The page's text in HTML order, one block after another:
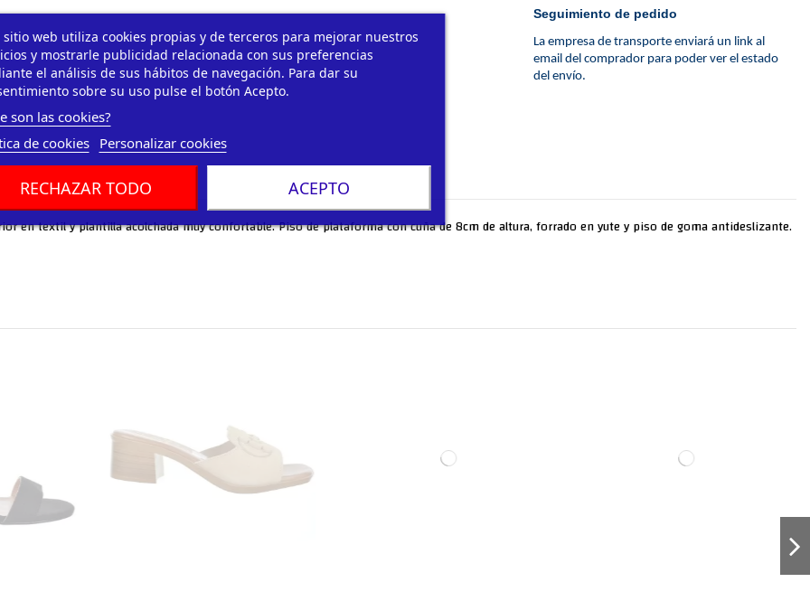
sitio web utiliza cookies propias y de terceros para mejorar nuestros
y mostrarle publicidad relacionada con sus preferencias
el análisis de sus hábitos de navegación. Para dar su
sobre su uso pulse el botón Acepto.
son las cookies?
de cookies
Personalizar cookies
RECHAZAR TODO ACEPTO
Seguimiento de pedido
La empresa de transporte enviará un link al
email del comprador para poder ver el estado
del envío.
en textil y plantilla acolchada muy confortable. Piso de plataforma con cuña de 8cm de altura, forrado en yute y piso de goma antideslizante.